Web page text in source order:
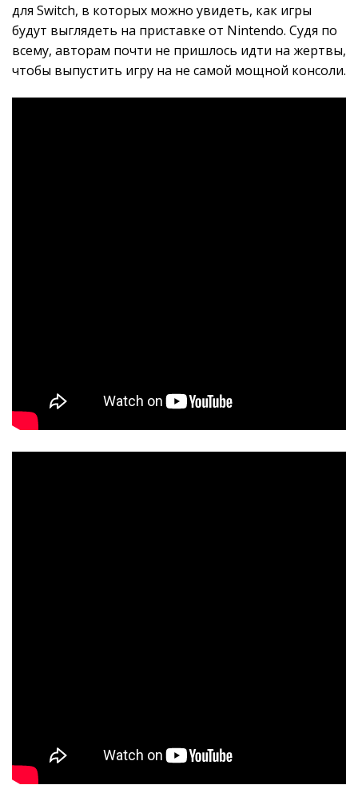
для Switch, в которых можно увидеть, как игры
будут выглядеть на приставке от Nintendo. Судя по
всему, авторам почти не пришлось идти на жертвы,
чтобы выпустить игру на не самой мощной консоли.